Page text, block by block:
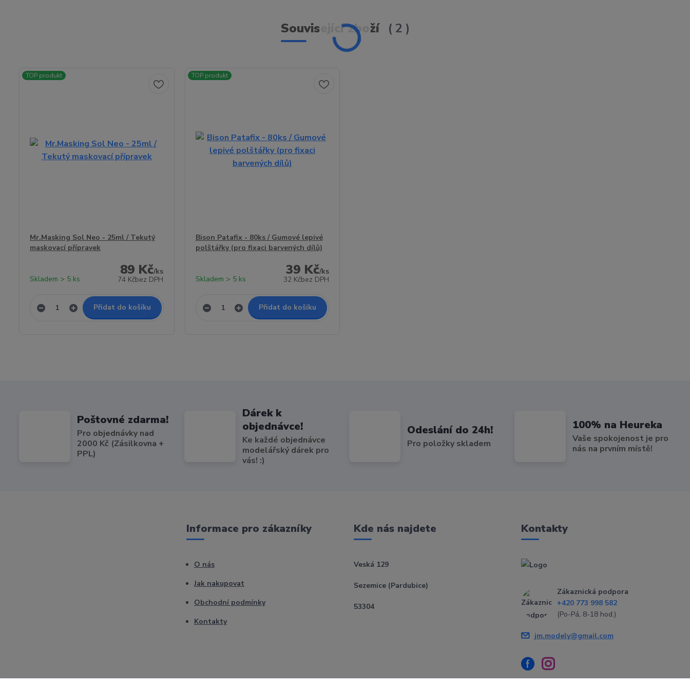
Související zboží 2
TOP produkt
Mr.Masking Sol Neo - 25ml / Tekutý
maskovací přípravek
89 Kč/ks
74 Kčbez DPH
Skladem > 5 ks
Přidat do košíku
TOP produkt
Bison Patafix - 80ks / Gumové lepivé
polštářky (pro fixaci barvených dílů)
39 Kč/ks
32 Kčbez DPH
Skladem > 5 ks
Přidat do košíku
Poštovné zdarma!
Pro objednávky nad
2000 Kč (Zásilkovna +
PPL)
Dárek k
objednávce!
Ke každé objednávce
modelářský dárek pro
vás! :)
Odeslání do 24h!
Pro položky skladem
100% na Heureka
Vaše spokojenost je pro
nás na prvním místě!
Informace pro zákazníky
O nás
Jak nakupovat
Obchodní podmínky
Kontakty
Kde nás najdete
Veská 129
Sezemice (Pardubice)
53304
Kontakty
Zákaznická podpora
+420 773 998 582
(Po-Pá, 8-18 hod.)
jm.modely@gmail.com